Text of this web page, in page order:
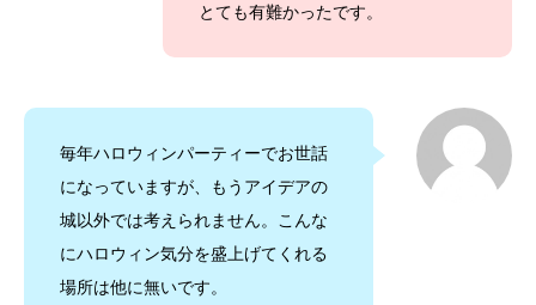
とても有難かったです。
毎年ハロウィンパーティーでお世話
になっていますが、もうアイデアの
城以外では考えられません。こんな
にハロウィン気分を盛上げてくれる
場所は他に無いです。